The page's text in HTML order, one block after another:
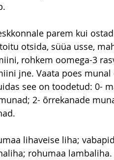
parem kui
otsida, süüa usse,
rohkem oomega-3
jne. Vaata poes
see on toodetud: 0-
2- õrrekanade
lihaveise liha;
rohumaa